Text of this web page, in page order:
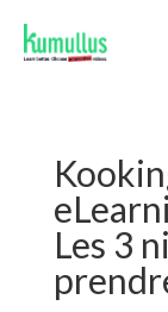
Les 3